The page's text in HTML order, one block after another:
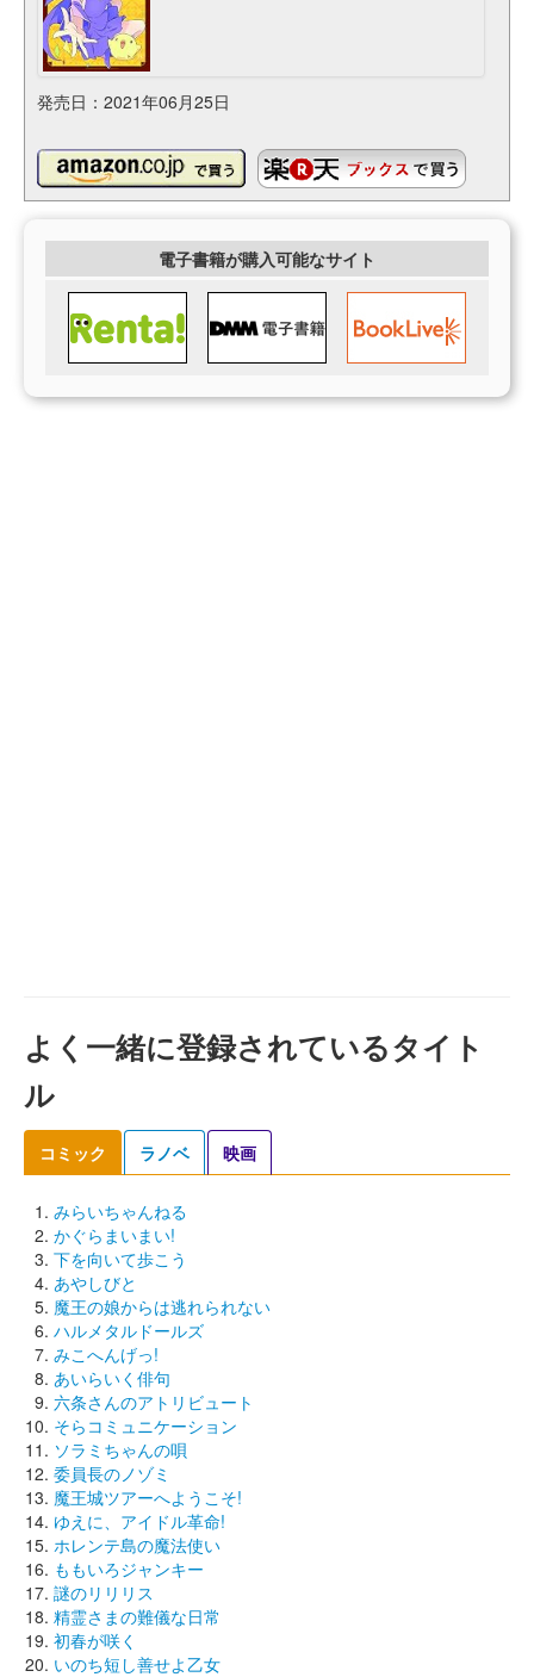
発売日：2021年06月25日
電子書籍が購入可能なサイト
よく一緒に登録されているタイト
ル
コミック ラノベ 映画
みらいちゃんねる
かぐらまいまい!
下を向いて歩こう
あやしびと
魔王の娘からは逃れられない
ハルメタルドールズ
みこへんげっ!
あいらいく俳句
六条さんのアトリビュート
そらコミュニケーション
ソラミちゃんの唄
委員長のノゾミ
魔王城ツアーへようこそ!
ゆえに、アイドル革命!
ホレンテ島の魔法使い
ももいろジャンキー
謎のリリリス
精霊さまの難儀な日常
初春が咲く
いのち短し善せよ乙女